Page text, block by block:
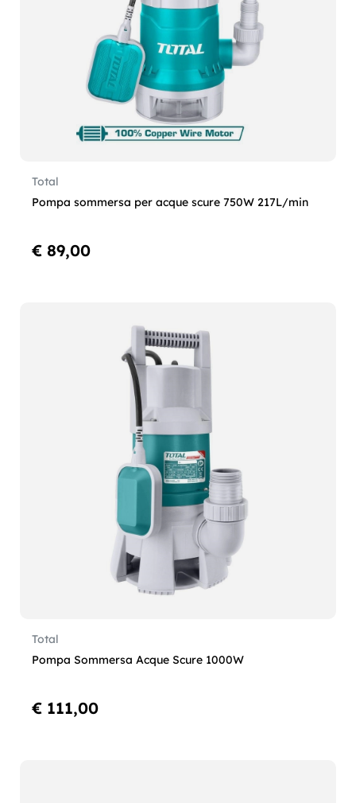
Total
Pompa sommersa per acque scure 750W 217L/min
€ 89,00
Total
Pompa Sommersa Acque Scure 1000W
€ 111,00